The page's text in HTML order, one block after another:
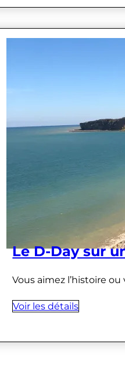
Le D-Day sur
Vous aimez l’histoire
Voir les détails